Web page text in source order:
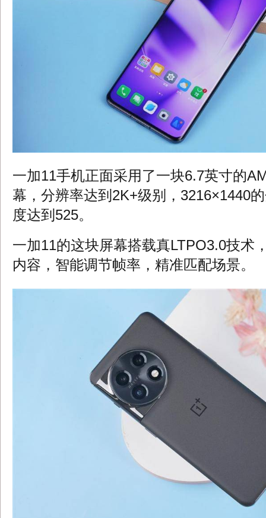
一加11手机正面采用了一块6.7英寸的
幕，分辨率达到2K+级别，3216×1440
度达到525。
一加11的这块屏幕搭载真LTPO3.0技术
内容，智能调节帧率，精准匹配场景。